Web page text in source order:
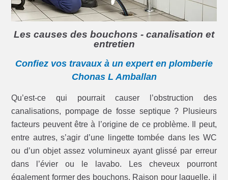
Les causes des bouchons - canalisation et
entretien
Confiez vos travaux à un expert en plomberie
Chonas L Amballan
Qu’est-ce qui pourrait causer l’obstruction des
canalisations, pompage de fosse septique ? Plusieurs
facteurs peuvent être à l’origine de ce problème. Il peut,
entre autres, s’agir d’une lingette tombée dans les WC
ou d’un objet assez volumineux ayant glissé par erreur
dans l’évier ou le lavabo. Les cheveux pourront
également former des bouchons. Raison pour laquelle, il